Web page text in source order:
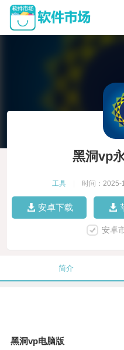
黑洞vp
工具 时间：2025-
安卓下载
安卓
简介
黑洞vp电脑版